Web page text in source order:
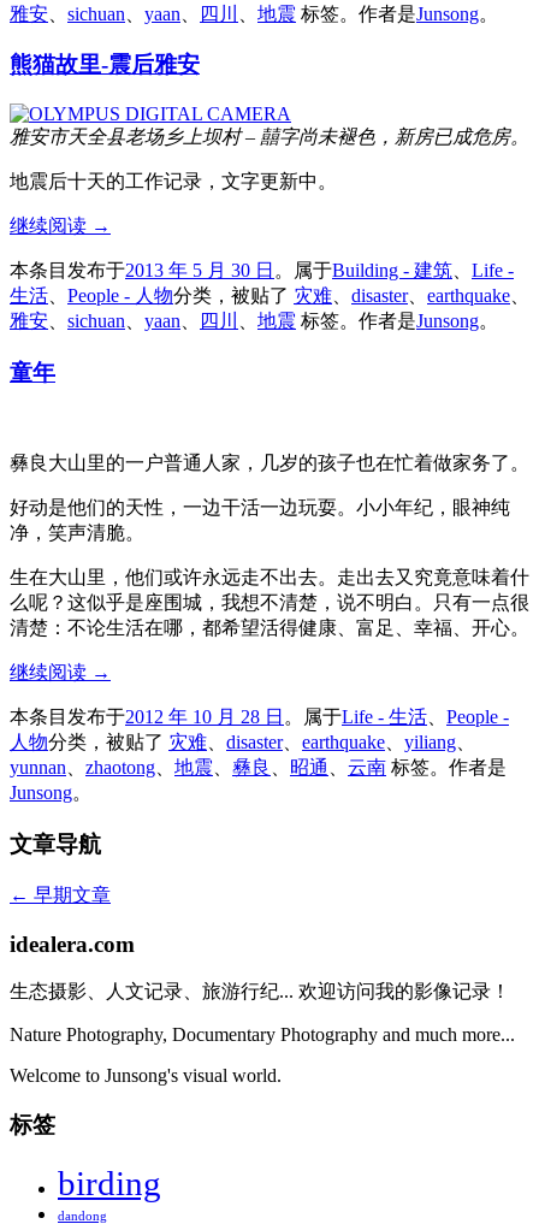
雅安
sichuan yaan 四川 地震 标签。 作者是Junsong。
熊猫故里-震后雅安
雅安市天全县老场乡上坝村 – 囍字尚未褪色，新房已成危房。
地震后十天的工作记录，文字更新中。
继续阅读 →
本条目发布于2013 年 5 月 30 日 。属于Building - 建筑
Life -
生活
People - 人物分类，被贴了 灾难 disaster、 earthquake
雅安
sichuan yaan 四川 地震 标签。 作者是Junsong。
童年
彝良大山里的一户普通人家，几岁的孩子也在忙着做家务了。
好动是他们的天性，一边干活一边玩耍。小小年纪，眼神纯
净，笑声清脆。
生在大山里，他们或许永远走不出去。走出去又究竟意味着什
么呢？这似乎是座围城，我想不清楚，说不明白。只有一点很
清楚：不论生活在哪，都希望活得健康、富足、幸福、开心。
继续阅读 →
本条目发布于2012 年 10 月 28 日 。属于Life - 生活、 People -
人物分类，被贴了 灾难、 disaster、 earthquake、 yiliang、
yunnan、 zhaotong、 地震、 彝良 、 昭通 、 云南 标签。 作者是
Junsong。
文章导航
← 早期文章
idealera.com
生态摄影、人文记录、旅游行纪... 欢迎访问我的影像记录！
Nature Photography, Documentary Photography and much more...
Welcome to Junsong's visual world.
标签
birding
dandong